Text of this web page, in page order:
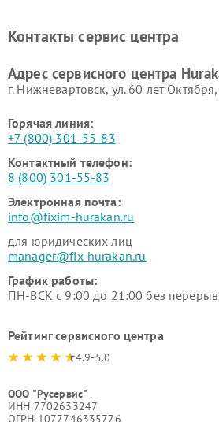
Hurakan
Контакты сервис центра
Адрес сервисного центра
г. Нижневартовск, ул. 60 лет
Горячая линия:
+7 (800) 301-55-83
Контактный телефон:
8 (800) 301-55-83
Электронная почта:
info@fixim-hurakan.ru
для юридических лиц
manager@fix-hurakan.ru
График работы:
ПН-ВСК с 9:00 до 21:00 без
Рейтинг сервисного центра
4.9-5.0
ООО "Русервис"
ИНН 7702633247